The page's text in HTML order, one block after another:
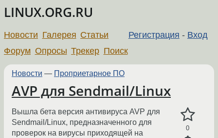
LINUX.ORG.RU
Регистрация - Вход
Новости Галерея Статьи
Форум Опросы Трекер Поиск
Новости — Проприетарное ПО
AVP для Sendmail/Linux
0
Вышла бета версия антивируса AVP для
Sendmail/Linux, предназначенного для
проверок на вирусы приходящей на